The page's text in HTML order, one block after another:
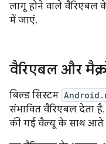
लागू होने वाले वैरिएबल
में जाएं.
वैरिएबल और
बिल्ड सिस्टम
संभावित वैरिएबल देता
की गई वैल्यू के साथ आते